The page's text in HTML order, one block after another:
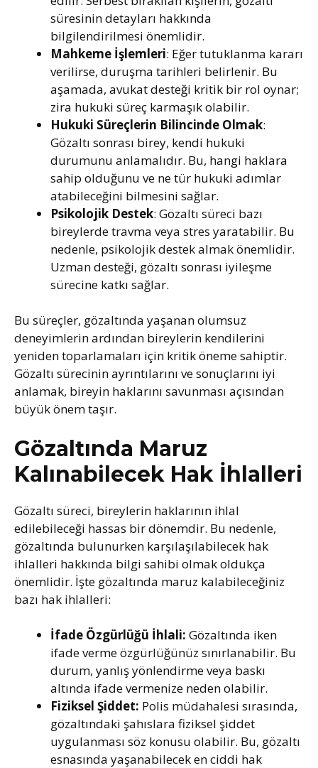
süresinin detayları hakkında
bilgilendirilmesi önemlidir.
Mahkeme İşlemleri: Eğer tutuklanma kararı
verilirse, duruşma tarihleri belirlenir. Bu
aşamada, avukat desteği kritik bir rol oynar;
zira hukuki süreç karmaşık olabilir.
Hukuki Süreçlerin Bilincinde Olmak:
Gözaltı sonrası birey, kendi hukuki
durumunu anlamalıdır. Bu, hangi haklara
sahip olduğunu ve ne tür hukuki adımlar
atabileceğini bilmesini sağlar.
Psikolojik Destek: Gözaltı süreci bazı
bireylerde travma veya stres yaratabilir. Bu
nedenle, psikolojik destek almak önemlidir.
Uzman desteği, gözaltı sonrası iyileşme
sürecine katkı sağlar.
Bu süreçler, gözaltında yaşanan olumsuz
deneyimlerin ardından bireylerin kendilerini
yeniden toparlamaları için kritik öneme sahiptir.
Gözaltı sürecinin ayrıntılarını ve sonuçlarını iyi
anlamak, bireyin haklarını savunması açısından
büyük önem taşır.
Gözaltında Maruz
Kalınabilecek Hak İhlalleri
Gözaltı süreci, bireylerin haklarının ihlal
edilebileceği hassas bir dönemdir. Bu nedenle,
gözaltında bulunurken karşılaşılabilecek hak
ihlalleri hakkında bilgi sahibi olmak oldukça
önemlidir. İşte gözaltında maruz kalabileceğiniz
bazı hak ihlalleri:
İfade Özgürlüğü İhlali: Gözaltında iken
ifade verme özgürlüğünüz sınırlanabilir. Bu
durum, yanlış yönlendirme veya baskı
altında ifade vermenize neden olabilir.
Fiziksel Şiddet: Polis müdahalesi sırasında,
gözaltındaki şahıslara fiziksel şiddet
uygulanması söz konusu olabilir. Bu, gözaltı
esnasında yaşanabilecek en ciddi hak